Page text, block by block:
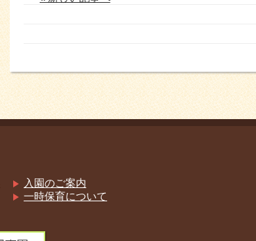
入園のご案内
一時保育について